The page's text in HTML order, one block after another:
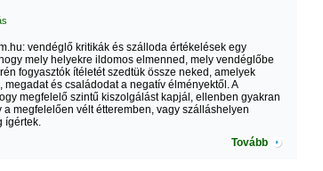
vendéglő kritikák és szálloda értékelések egy
mely helyekre ildomos elmenned, mely vendéglőbe
fogyasztók ítéletét szedtük össze neked, amelyek
és családodat a negatív élményektől. A
megfelelő szintű kiszolgálást kapjál, ellenben gyakran
megfelelően vélt étteremben, vagy szálláshelyen
ígértek.
Tovább